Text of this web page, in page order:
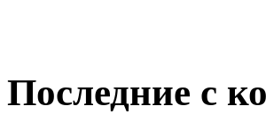
Последние с